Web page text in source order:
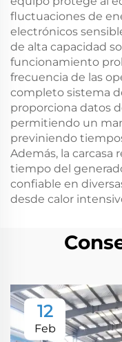
fluctuaciones de
electrónicos
de alta capacidad
funcionamiento
frecuencia de las
completo sistema
proporciona datos
permitiendo un
previniendo
Además, la carcasa
tiempo del
confiable en
desde calor
12
Feb